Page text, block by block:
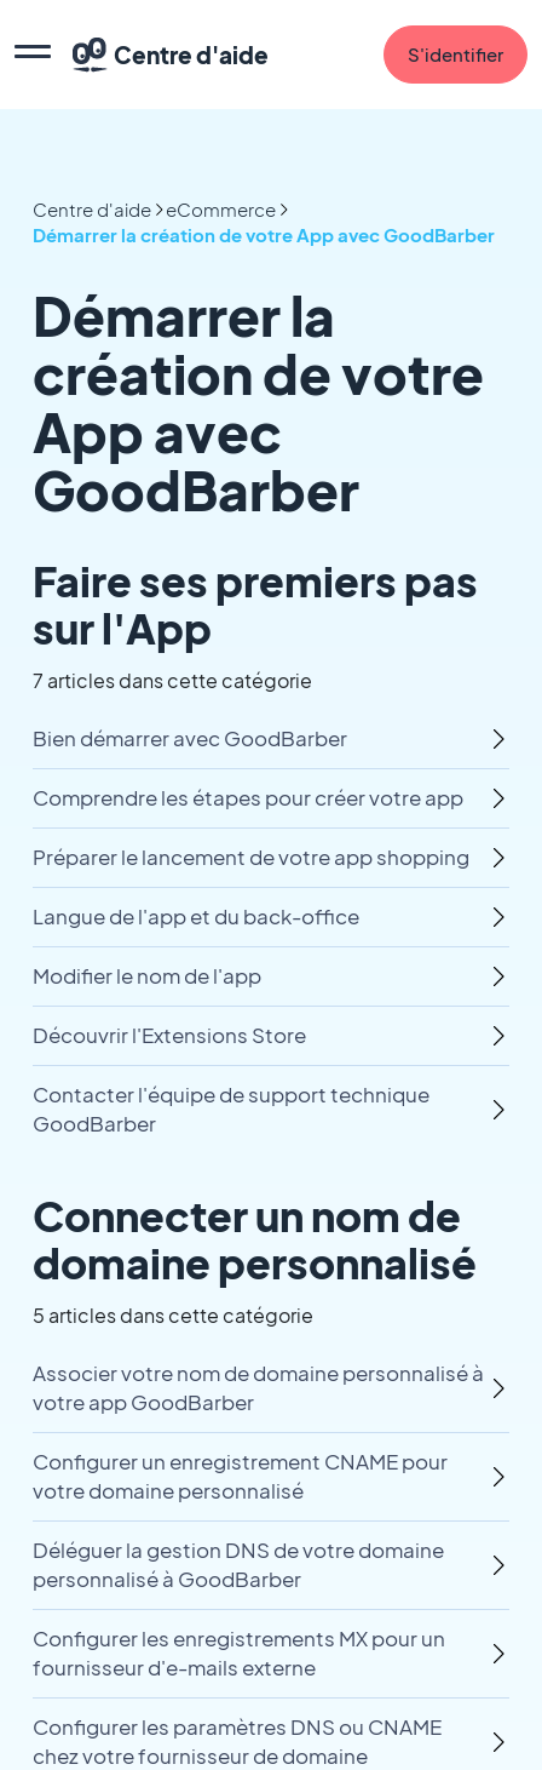
Centre d'aide S'identifier
Centre d'aide
eCommerce
Démarrer la création de votre App avec GoodBarber
Démarrer la
création de votre
App avec
GoodBarber
Faire ses premiers pas
sur l'App
7 articles dans cette catégorie
Bien démarrer avec GoodBarber
Comprendre les étapes pour créer votre app
Préparer le lancement de votre app shopping
Langue de l'app et du back-office
Modifier le nom de l'app
Découvrir l'Extensions Store
Contacter l'équipe de support technique
GoodBarber
Connecter un nom de
domaine personnalisé
5 articles dans cette catégorie
Associer votre nom de domaine personnalisé à
votre app GoodBarber
Configurer un enregistrement CNAME pour
votre domaine personnalisé
Déléguer la gestion DNS de votre domaine
personnalisé à GoodBarber
Configurer les enregistrements MX pour un
fournisseur d'e-mails externe
Configurer les paramètres DNS ou CNAME
chez votre fournisseur de domaine